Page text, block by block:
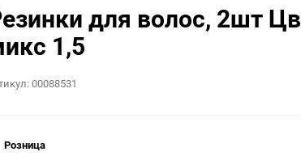
для волос, 2шт
1,5
00088531
Розница